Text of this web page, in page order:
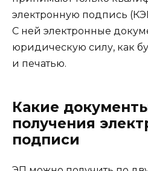
электронную подпись
С ней электронные
юридическую силу, как
и печатью.
Какие
получения
подписи